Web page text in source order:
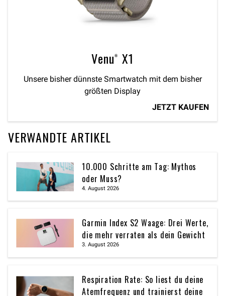
Venu® X1
Unsere bisher dünnste Smartwatch mit dem bisher
größten Display
JETZT KAUFEN
VERWANDTE ARTIKEL
10.000 Schritte am Tag: Mythos
oder Muss?
4. August 2026
Garmin Index S2 Waage: Drei Werte,
die mehr verraten als dein Gewicht
3. August 2026
Respiration Rate: So liest du deine
Atemfrequenz und trainierst deine